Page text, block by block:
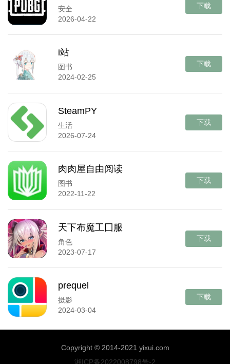
安全
2026-04-22
下载
i站
图书
2024-02-25
下载
SteamPY
生活
2026-07-24
下载
肉肉屋自由阅读
图书
2022-11-22
下载
天下布魔工囗服
角色
2023-07-17
下载
prequel
摄影
2024-03-04
下载
Copyright © 2014-2021 yixui.com
湘ICP备2022008798号-2